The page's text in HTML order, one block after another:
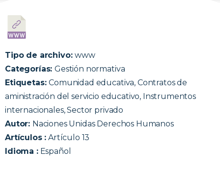
Tipo de archivo:www
Categorías:Gestión normativa
Etiquetas:Comunidad educativa, Contratos de
aministración del servicio educativo, Instrumentos
internacionales, Sector privado
Autor: Naciones Unidas Derechos Humanos
Artículos : Artículo 13
Idioma :Español